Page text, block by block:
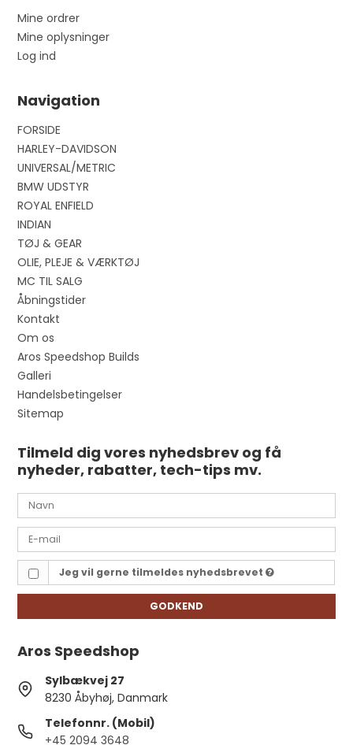
Mine ordrer
Mine oplysninger
Log ind
Navigation
FORSIDE
HARLEY-DAVIDSON
UNIVERSAL/METRIC
BMW UDSTYR
ROYAL ENFIELD
INDIAN
TØJ & GEAR
OLIE, PLEJE & VÆRKTØJ
MC TIL SALG
Åbningstider
Kontakt
Om os
Aros Speedshop Builds
Galleri
Handelsbetingelser
Sitemap
Tilmeld dig vores nyhedsbrev og få
nyheder, rabatter, tech-tips mv.
Jeg vil gerne tilmeldes nyhedsbrevet
GODKEND
Aros Speedshop
Sylbækvej 27
8230 Åbyhøj, Danmark
Telefonnr. (Mobil)
+45 2094 3648